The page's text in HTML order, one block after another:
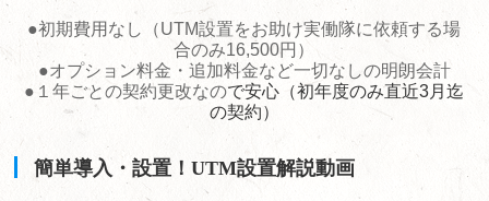
●初期費用なし（UTM設置をお助け実働隊に依頼する場
合のみ16,500円）
●オプション料金・追加料金など一切なしの明朗会計
●１年ごとの契約更改なので安心（初年度のみ直近3月迄
の契約）
簡単導入・設置！UTM設置解説動画